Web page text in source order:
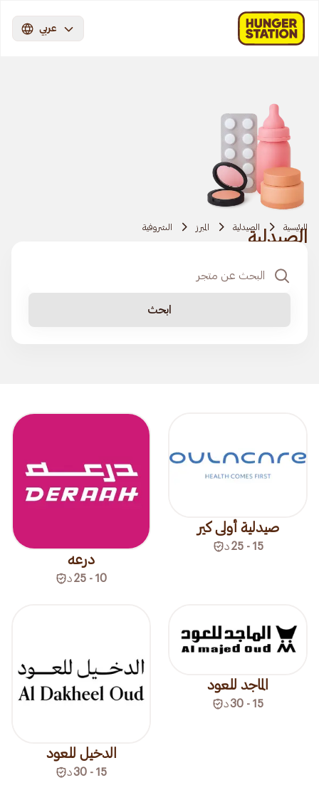
عربي
الرئيسية الصيدلية المبرز الشروفية
الصيدلية
ابحث
صيدلية أولى كير
15 - 25 د
درعه
10 - 25 د
الماجد للعود
15 - 30 د
الدخيل للعود
15 - 30 د